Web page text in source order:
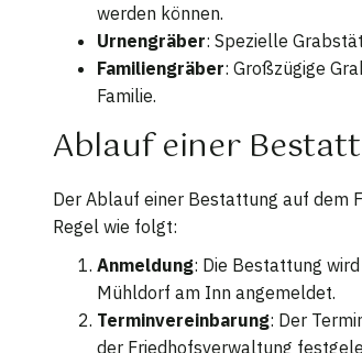
werden können.
Urnengräber: Spezielle
Familiengräber: Großzügige
Familie.
Ablauf einer
Der Ablauf einer Bestattung auf dem
Regel wie folgt:
Anmeldung: Die Bestattung
Mühldorf am Inn angemeldet.
Terminvereinbarung: Der
der Friedhofsverwaltung